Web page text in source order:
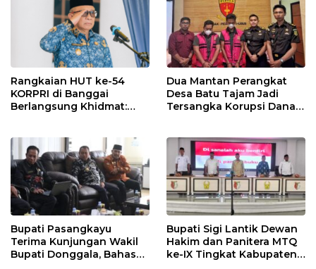
Rangkaian HUT ke-54
KORPRI di Banggai
Berlangsung Khidmat:
Dua Mantan Perangkat
Desa Batu Tajam Jadi
Tersangka Korupsi Dana
Bupati Pasangkayu
Terima Kunjungan Wakil
Bupati Donggala, Bahas
Bupati Sigi Lantik Dewan
Hakim dan Panitera MTQ
ke-IX Tingkat Kabupaten